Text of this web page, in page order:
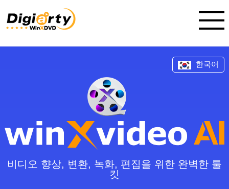
한국어
비디오 향상, 변환, 녹화, 편집을 위한 완벽한 툴
킷